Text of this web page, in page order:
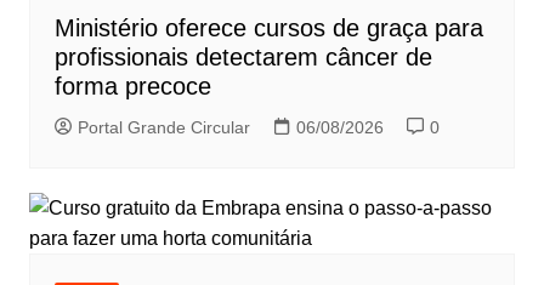
Ministério oferece cursos de graça para
profissionais detectarem câncer de
forma precoce
Portal Grande Circular 06/08/2026 0